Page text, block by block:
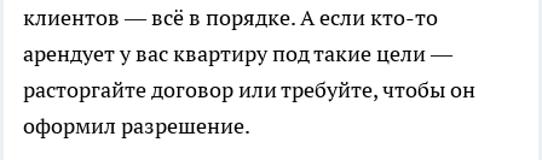
клиентов — всё в порядке. А если кто-то
арендует у вас квартиру под такие цели —
расторгайте договор или требуйте, чтобы он
оформил разрешение.